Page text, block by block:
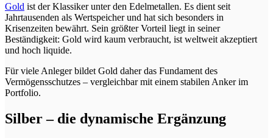
Gold ist der Klassiker unter den Edelmetallen. Es dient seit
Jahrtausenden als Wertspeicher und hat sich besonders in
Krisenzeiten bewährt. Sein größter Vorteil liegt in seiner
Beständigkeit: Gold wird kaum verbraucht, ist weltweit akzeptiert
und hoch liquide.
Für viele Anleger bildet Gold daher das Fundament des
Vermögensschutzes – vergleichbar mit einem stabilen Anker im
Portfolio.
Silber – die dynamische Ergänzung